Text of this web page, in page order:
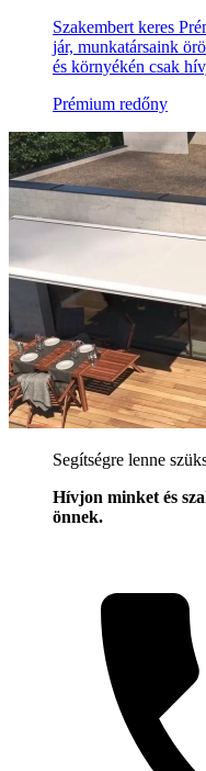
Szakembert keres
jár, munkatársaink
és környékén csak
Prémium redőny
Segítségre lenne
Hívjon minket és
önnek.